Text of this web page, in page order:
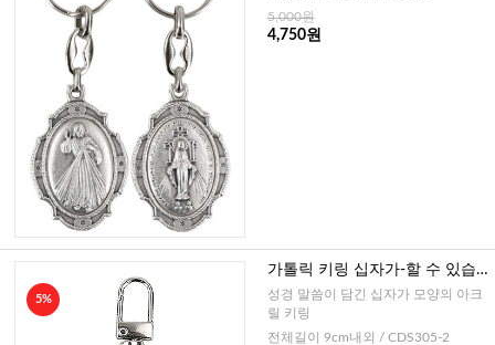
5,000원
4,750원
5%
가톨릭 키링 십자가-할 수 있습
니다
성경 말씀이 담긴 십자가 모양의 아크
릴 키링
전체길이 9cm내외 / CDS305-2